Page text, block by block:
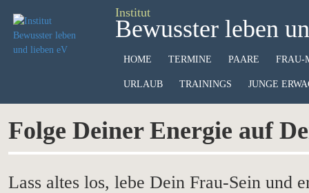
Institut
Bewusster leben
HOME TERMINE PAARE FRAU-
URLAUB TRAININGS JUNGE
Folge Deiner Energie auf
Lass altes los, lebe Dein Frau-Sein und